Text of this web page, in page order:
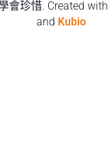
會珍惜. Created with
and Kubio